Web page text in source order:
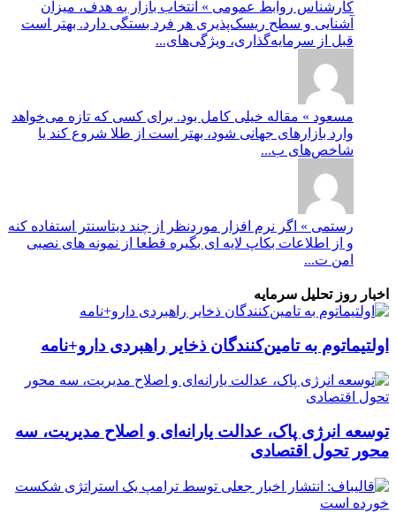
کارشناس روابط عمومی » انتخاب بازار به هدف، میزان
آشنایی و سطح ریسک‌پذیری هر فرد بستگی دارد. بهتر است
قبل از سرمایه‌گذاری، ویژگی‌های...
مسعود » مقاله خیلی کامل بود. برای کسی که تازه می‌خواهد
وارد بازارهای جهانی شود، بهتر است از طلا شروع کند یا
شاخص‌های ب...
رستمی » اگر نرم افزار موردنظر از چند دیتاسنتر استفاده کنه
و از اطلاعات بکاپ لایه ای بگیره قطعا از نمونه های نصبی
امن ت...
اخبار روز تحلیل سرمایه
اولتیماتوم به تامین‌کنندگان ذخایر راهبردی دارو+نامه
توسعه انرژی پاک، عدالت یارانه‌ای و اصلاح مدیریت، سه
محور تحول اقتصادی